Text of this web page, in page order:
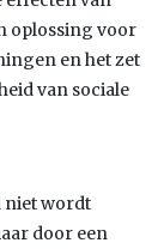
oplossing voor
en het zet
van sociale
niet wordt
door een